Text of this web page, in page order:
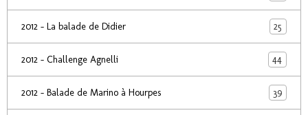
2012 - La balade de Didier 25
2012 - Challenge Agnelli 44
2012 - Balade de Marino à Hourpes 39